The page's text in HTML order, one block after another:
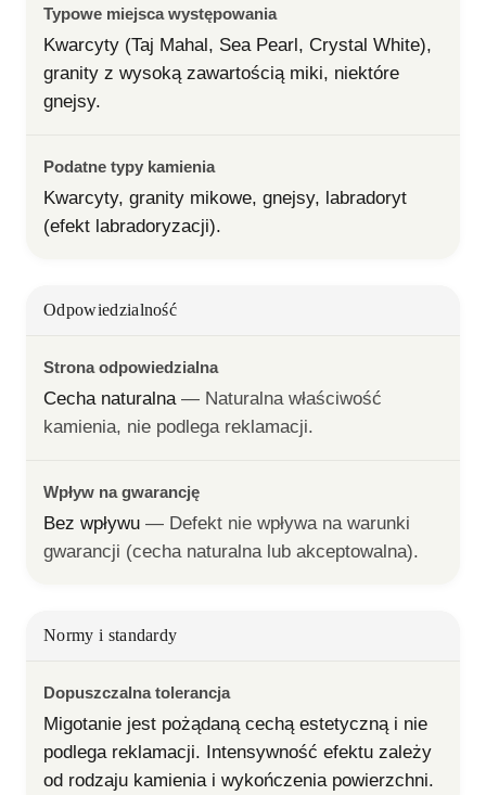
Typowe miejsca występowania
Kwarcyty (Taj Mahal, Sea Pearl, Crystal White),
granity z wysoką zawartością miki, niektóre
gnejsy.
Podatne typy kamienia
Kwarcyty, granity mikowe, gnejsy, labradoryt
(efekt labradoryzacji).
Odpowiedzialność
Strona odpowiedzialna
Cecha naturalna — Naturalna właściwość
kamienia, nie podlega reklamacji.
Wpływ na gwarancję
Bez wpływu — Defekt nie wpływa na warunki
gwarancji (cecha naturalna lub akceptowalna).
Normy i standardy
Dopuszczalna tolerancja
Migotanie jest pożądaną cechą estetyczną i nie
podlega reklamacji. Intensywność efektu zależy
od rodzaju kamienia i wykończenia powierzchni.